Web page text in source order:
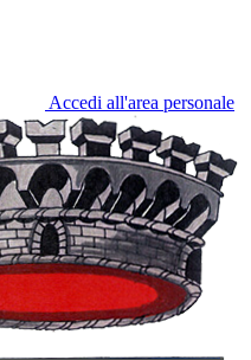
Accedi all'area personale